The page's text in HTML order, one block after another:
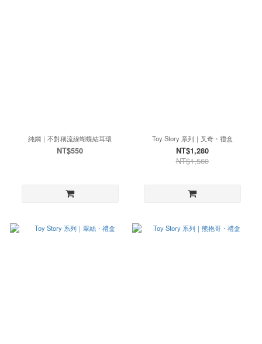
純鋼｜不對稱流線蝴蝶結耳環
NT$550
Toy Story 系列｜叉奇・禮盒
NT$1,280
NT$1,560